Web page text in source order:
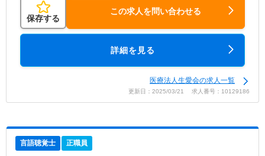
保存する
この求人を問い合わせる
詳細を見る
医療法人生愛会の求人一覧
更新日：2025/03/21 求人番号：10129186
言語聴覚士 正職員